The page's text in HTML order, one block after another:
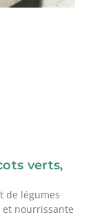
verts,
de légumes
nourrissante